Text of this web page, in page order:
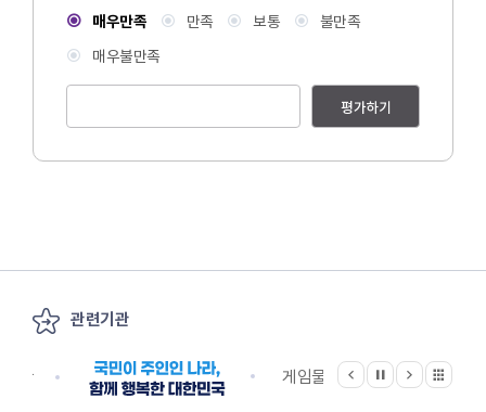
매우만족
만족 보통
불만족
매우불만족
평가하기
관련기관
게임물관리위원회
이전
정지
다음 관련기관 전체보기